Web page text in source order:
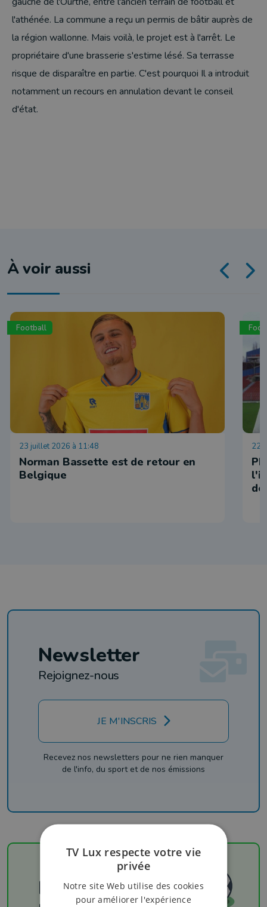
l'athénée. La commune a reçu un permis de bâtir auprès de
la région wallonne. Mais voilà, le projet est à l'arrêt. Le
propriétaire d'une brasserie s'estime lésé. Sa terrasse
risque de disparaître en partie. C'est pourquoi Il a introduit
notamment un recours en annulation devant le conseil
d'état.
À voir aussi
Football
23 juillet 2026 à 11:48
Norman Bassette est de retour en
Belgique
22
Newsletter
Rejoignez-nous
JE M'INSCRIS
Recevez nos newsletters pour ne rien manquer
de l'info, du sport et de nos émissions
Football
TV Lux respecte votre vie
privée
Notre site Web utilise des cookies
pour améliorer l'expérience